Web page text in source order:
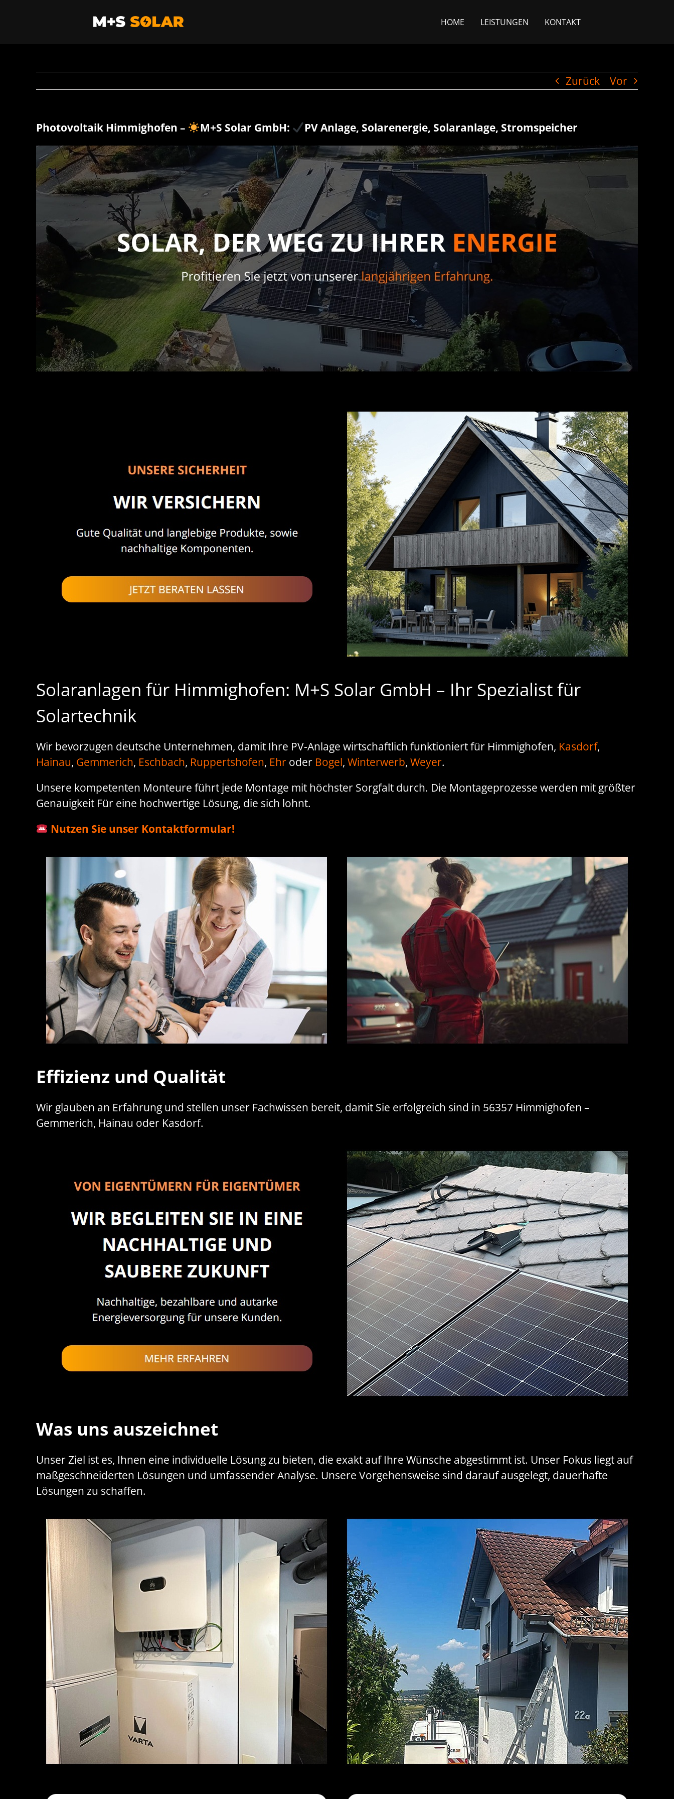
HOME LEISTUNGEN KONTAKT
Zurück Vor
Photovoltaik Himmighofen – M+S Solar GmbH: PV Anlage, Solarenergie, Solaranlage, Stromspeicher
Solaranlagen für Himmighofen: M+S Solar GmbH – Ihr Spezialist für
Solartechnik
Wir bevorzugen deutsche Unternehmen, damit Ihre PV-Anlage wirtschaftlich funktioniert für Himmighofen, Kasdorf,
Hainau, Gemmerich, Eschbach, Ruppertshofen, Ehr oder Bogel, Winterwerb, Weyer.
Unsere kompetenten Monteure führt jede Montage mit höchster Sorgfalt durch. Die Montageprozesse werden mit größter
Genauigkeit Für eine hochwertige Lösung, die sich lohnt.
Nutzen Sie unser Kontaktformular!
Effizienz und Qualität
Wir glauben an Erfahrung und stellen unser Fachwissen bereit, damit Sie erfolgreich sind in 56357 Himmighofen –
Gemmerich, Hainau oder Kasdorf.
Was uns auszeichnet
Unser Ziel ist es, Ihnen eine individuelle Lösung zu bieten, die exakt auf Ihre Wünsche abgestimmt ist. Unser Fokus liegt auf
maßgeschneiderten Lösungen und umfassender Analyse. Unsere Vorgehensweise sind darauf ausgelegt, dauerhafte
Lösungen zu schaffen.